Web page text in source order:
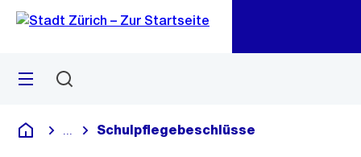
Navigation
Sprunglink
Menü
Deutsch
Blende alle Breadcrumbs ein
Schulpflegebeschlüsse